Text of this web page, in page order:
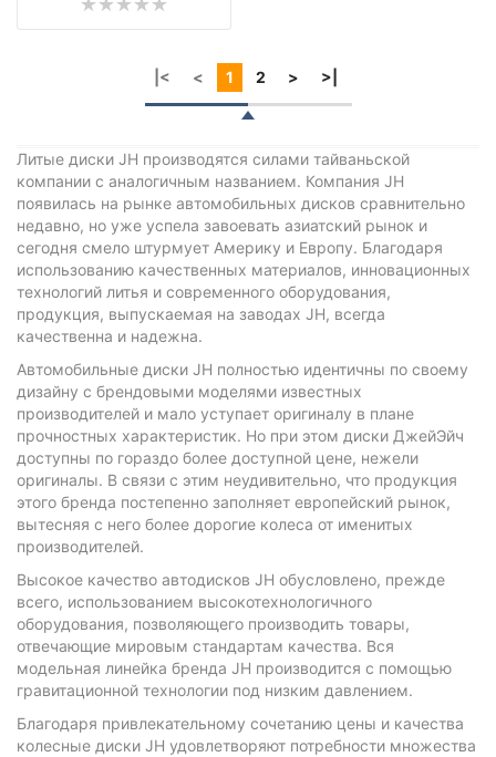
|< < 1 2 > >|
Литые диски JH производятся силами тайваньской
компании с аналогичным названием. Компания JH
появилась на рынке автомобильных дисков сравнительно
недавно, но уже успела завоевать азиатский рынок и
сегодня смело штурмует Америку и Европу. Благодаря
использованию качественных материалов, инновационных
технологий литья и современного оборудования,
продукция, выпускаемая на заводах JH, всегда
качественна и надежна.
Автомобильные диски JH полностью идентичны по своему
дизайну с брендовыми моделями известных
производителей и мало уступает оригиналу в плане
прочностных характеристик. Но при этом диски ДжейЭйч
доступны по гораздо более доступной цене, нежели
оригиналы. В связи с этим неудивительно, что продукция
этого бренда постепенно заполняет европейский рынок,
вытесняя с него более дорогие колеса от именитых
производителей.
Высокое качество автодисков JH обусловлено, прежде
всего, использованием высокотехнологичного
оборудования, позволяющего производить товары,
отвечающие мировым стандартам качества. Вся
модельная линейка бренда JH производится с помощью
гравитационной технологии под низким давлением.
Благодаря привлекательному сочетанию цены и качества
колесные диски JH удовлетворяют потребности множества